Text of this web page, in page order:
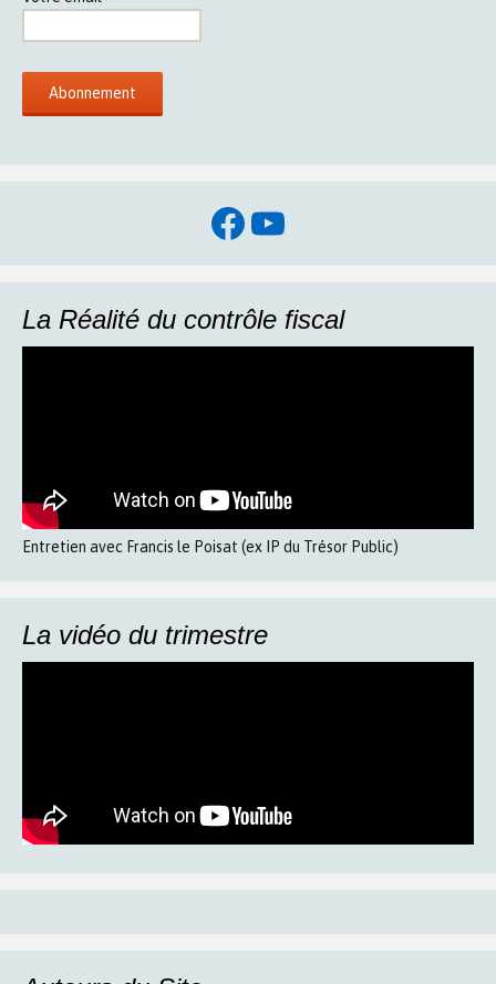
Facebook
YouTube
La Réalité du contrôle fiscal
Entretien avec Francis le Poisat (ex IP du Trésor Public)
La vidéo du trimestre